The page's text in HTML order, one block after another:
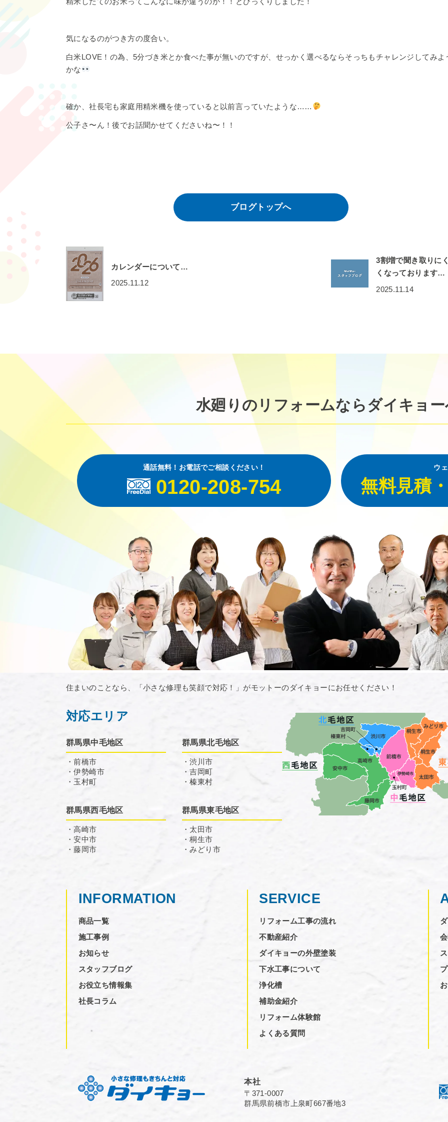
気になるのがつき方の度合い。
白米LOVE！の為、5分づき米とか食べた事が無いのですが、せっかく選べるならそっちもチャレンジしてみよ
かな
確か、社長宅も家庭用精米機を使っていると以前言っていたような……
公子さ〜ん！後でお話聞かせてくださいね〜！！
ブログトップへ
カレンダーについて…
2025.11.12
3割増で聞き取りに
くなっております…
2025.11.14
水廻りのリフォームならダイキョ
通話無料！お電話でご相談ください！
0120-208-754
ウ
無料見積
住まいのことなら、「小さな修理も笑顔で対応！」がモットーのダイキョーにお任せください！
対応エリア
群馬県中毛地区
・前橋市
・伊勢崎市
・玉村町
群馬県北毛地区
・渋川市
・吉岡町
・榛東村
群馬県西毛地区
・高崎市
・安中市
・藤岡市
群馬県東毛地区
・太田市
・桐生市
・みどり市
INFORMATION
商品一覧
施工事例
お知らせ
スタッフブログ
お役立ち情報集
社長コラム
SERVICE
リフォーム工事の流れ
不動産紹介
ダイキョーの外壁塗装
下水工事について
浄化槽
補助金紹介
リフォーム体験館
よくある質問
本社
〒371-0007
群馬県前橋市上泉町667番地3